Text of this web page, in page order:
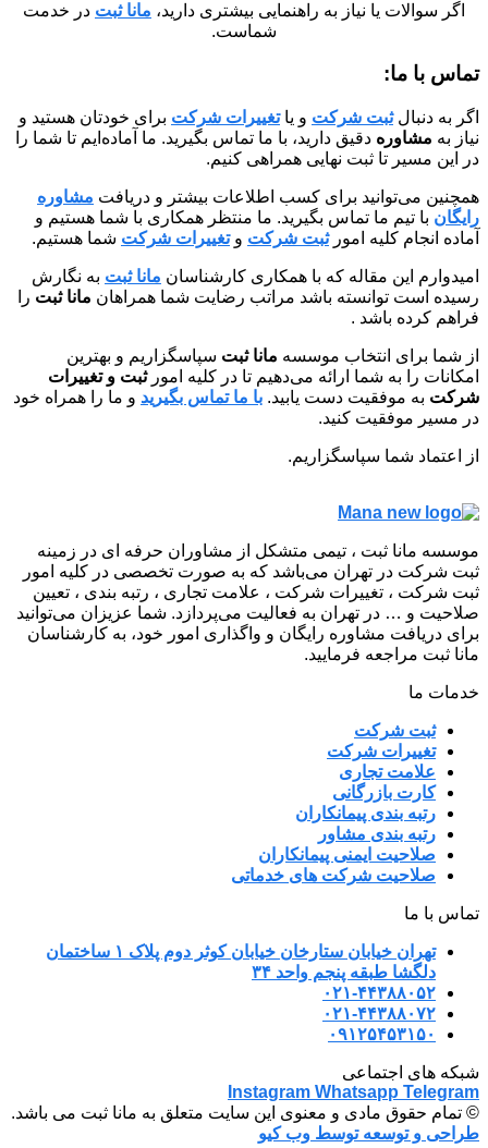
اگر سوالات یا نیاز به راهنمایی بیشتری دارید، مانا ثبت در خدمت
شماست.
تماس با ما:
اگر به دنبالثبت شرکت و یاتغییرات شرکت برای خودتان هستید و
نیاز به مشاوره دقیق دارید، با ما تماس بگیرید. ما آماده‌ایم تا شما را
در این مسیر تا ثبت نهایی همراهی کنیم.
همچنین می‌توانید برای کسب اطلاعات بیشتر و دریافت مشاوره
رایگان با تیم ما تماس بگیرید. ما منتظر همکاری با شما هستیم و
آماده انجام کلیه امورثبت شرکت وتغییرات شرکت شما هستیم.
امیدوارم این مقاله که با همکاری کارشناسان مانا ثبت به نگارش
رسیده است توانسته باشد مراتب رضایت شما همراهان مانا ثبت را
فراهم کرده باشد .
از شما برای انتخاب موسسه مانا ثبت سپاسگزاریم و بهترین
امکانات را به شما ارائه می‌دهیم تا در کلیه امورثبت و تغییرات
شرکت به موفقیت دست یابید. با ما تماس بگیرید و ما را همراه خود
در مسیر موفقیت کنید.
از اعتماد شما سپاسگزاریم.
موسسه مانا ثبت ، تیمی متشکل از مشاوران حرفه ای در زمینه
ثبت شرکت در تهران می‌باشد که به صورت تخصصی در کلیه امور
ثبت شرکت ، تغییرات شرکت ، علامت تجاری ، رتبه بندی ، تعیین
صلاحیت و … در تهران به فعالیت می‌پردازد. شما عزیزان می‌توانید
برای دریافت مشاوره رایگان و واگذاری امور خود، به کارشناسان
مانا ثبت مراجعه فرمایید.
خدمات ما
ثبت شرکت
تغییرات شرکت
علامت تجاری
کارت بازرگانی
رتبه بندی پیمانکاران
رتبه بندی مشاور
صلاحیت ایمنی پیمانکاران
صلاحیت شرکت های خدماتی
تماس با ما
تهران خیابان ستارخان خیابان کوثر دوم پلاک ۱ ساختمان
دلگشا طبقه پنجم واحد ۳۴
۰۲۱-۴۴۳۸۸۰۵۲
۰۲۱-۴۴۳۸۸۰۷۲
۰۹۱۲۵۴۵۳۱۵۰
شبکه های اجتماعی
Instagram Whatsapp Telegram
© تمام حقوق مادی و معنوی این سایت متعلق به مانا ثبت می باشد.
طراحی و توسعه توسط وب کیو